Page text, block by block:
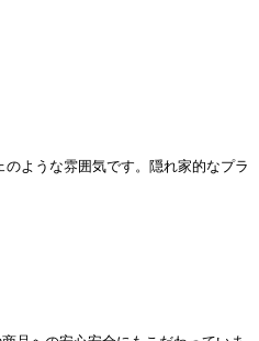
ような雰囲気です。隠れ家的なプラ